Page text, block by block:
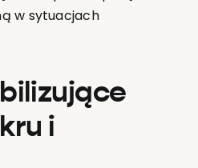
w sytuacjach
i